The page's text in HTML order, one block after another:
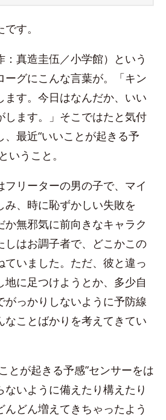
す。
：真造圭伍／小学館）という
ーグにこんな言葉が。「キン
ます。今日はなんだか、いい
します。」そこではたと気付
最近“いいことが起きる予
いうこと。
フリーターの男の子で、マイ
み、時に恥ずかしい失敗を
か無邪気に前向きなキャラク
しはお調子者で、どこかこの
ていました。ただ、彼と違っ
地に足つけようとか、多少自
がっかりしないように予防線
なことばかりを考えてきてい
とが起きる予感”センサーをは
ないように備えたり構えたり
どん増えてきちゃったよう